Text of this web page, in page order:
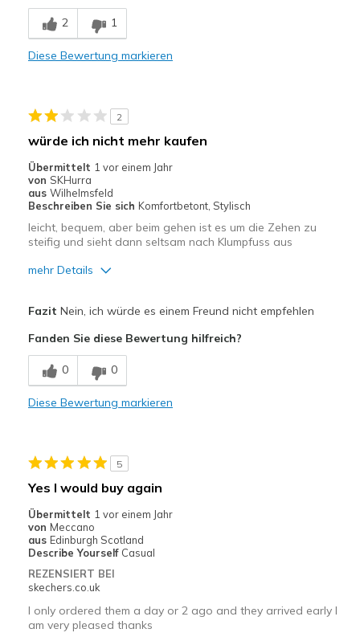
2 1
Diese Bewertung markieren
2
würde ich nicht mehr kaufen
Übermittelt 1 vor einem Jahr
von SKHurra
aus Wilhelmsfeld
Beschreiben Sie sich Komfortbetont, Stylisch
leicht, bequem, aber beim gehen ist es um die Zehen zu
steifig und sieht dann seltsam nach Klumpfuss aus
mehr Details
Geeignete Verwendung
Freizeitkleidung
Meine Meinung zu
Schuhen
Fazit Nein, ich würde es einem Freund nicht empfehlen
Fanden Sie diese Bewertung hilfreich?
0 0
Diese Bewertung markieren
5
Yes I would buy again
Übermittelt 1 vor einem Jahr
von Meccano
aus Edinburgh Scotland
Describe Yourself Casual
REZENSIERT BEI
skechers.co.uk
I only ordered them a day or 2 ago and they arrived early I
am very pleased thanks